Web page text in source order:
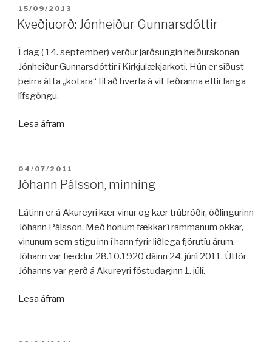
BIRT:
15/09/2013
Kveðjuorð: Jónheiður Gunnarsdóttir
Í dag ( 14. september) verður jarðsungin heiðurskonan
Jónheiður Gunnarsdóttir í Kirkjulækjarkoti. Hún er síðust
þeirra átta „kotara“ til að hverfa á vit feðranna eftir langa
lífsgöngu.
Lesa áfram
BIRT:
04/07/2011
Jóhann Pálsson, minning
Látinn er á Akureyri kær vinur og kær trúbróðir, öðlingurinn
Jóhann Pálsson. Með honum fækkar í rammanum okkar,
vinunum sem stigu inn í hann fyrir liðlega fjörutíu árum.
Jóhann var fæddur 28.10.1920 dáinn 24. júní 2011. Útför
Jóhanns var gerð á Akureyri föstudaginn 1. júlí.
Lesa áfram